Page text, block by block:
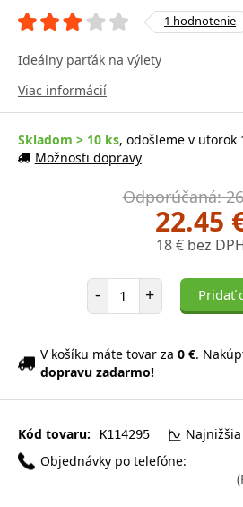
1 hodnotenie
Ideálny parťák na výlety
Viac informácií
Skladom > 10 ks, odošleme v utorok
Možnosti dopravy
Odporúčaná:
22.45
18 € bez
- Počet položiek
+ Pridať
V košíku máte tovar za 0 €.
dopravu zadarmo!
Kód tovaru: K114295
Objednávky po telefóne: